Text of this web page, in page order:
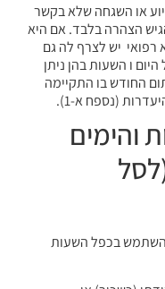
או השגחה שלא בקשר
הצהרה בלבד. אם היא
רפואי יש לצרף לה גם
ו השעות בהן ניתן
החודש בו התקיימה
(נספח א-1).
והימים
בכפל השעות